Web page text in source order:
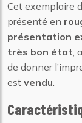
Cet exemplaire
présenté en
présentation
très bon état,
de donner
est vendu.